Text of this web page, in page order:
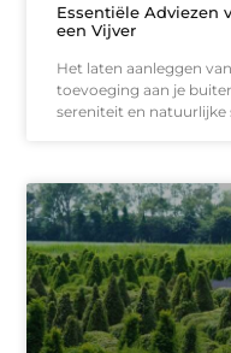
Essentiële Adviezen
een Vijver
Het laten aanleggen
toevoeging aan je
sereniteit en natuurlijke